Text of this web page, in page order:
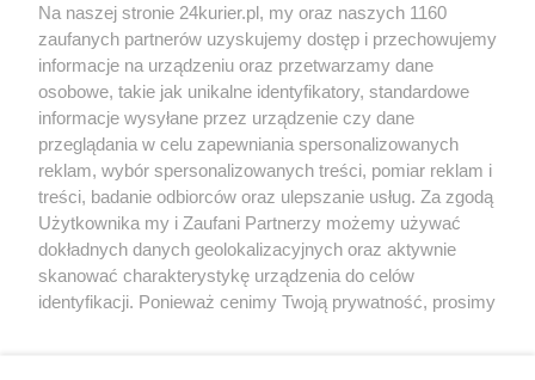
Duże zainteresowanie przetargiem
Przetarg na trzy ostatnie działki na CU Mulnik
POGODA
20℃
Zobacz prognozę na 3 dni
Na naszej stronie 24kurier.pl, my oraz naszych 1160
zaufanych partnerów uzyskujemy dostęp i przechowujemy
informacje na urządzeniu oraz przetwarzamy dane
osobowe, takie jak unikalne identyfikatory, standardowe
informacje wysyłane przez urządzenie czy dane
przeglądania w celu zapewniania spersonalizowanych
reklam, wybór spersonalizowanych treści, pomiar reklam i
treści, badanie odbiorców oraz ulepszanie usług. Za zgodą
Użytkownika my i Zaufani Partnerzy możemy używać
dokładnych danych geolokalizacyjnych oraz aktywnie
skanować charakterystykę urządzenia do celów
identyfikacji. Ponieważ cenimy Twoją prywatność, prosimy